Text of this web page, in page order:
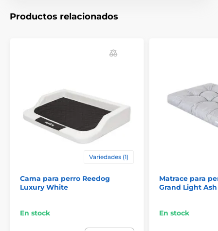
y jabón.
– La certificación OEKO-TEX
Productos relacionados
Variedades (1)
Cama para perro Reedog
Luxury White
En stock
Matrace para
Grand Light Ash
En stock